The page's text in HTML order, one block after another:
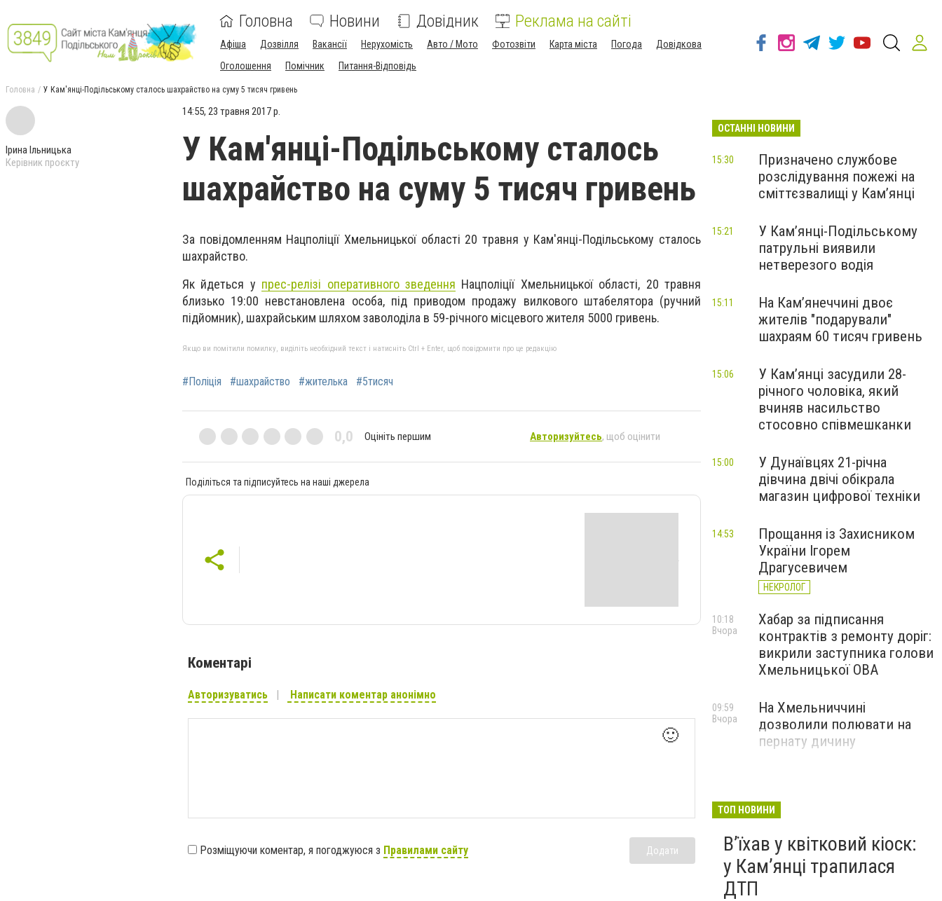
Головна Новини Довідник Реклама на сайті
Афіша Дозвілля Вакансії Нерухомість Авто / Мото Фотозвіти Карта міста Погода
Довідкова
Оголошення
Помічник Питання-Відповідь
Головна У Кам'янці-Подільському сталось шахрайство на суму 5 тисяч гривень
Ірина Ільницька
Керівник проєкту
14:55, 23 травня 2017 р.
У Кам'янці-Подільському сталось
шахрайство на суму 5 тисяч гривень
За повідомленням Нацполіції Хмельницької області 20 травня у Кам'янці-Подільському сталось
шахрайство.
Як йдеться у прес-релізі оперативного зведення Нацполіції Хмельницької області, 20 травня
близько 19:00 невстановлена особа, під приводом продажу вилкового штабелятора (ручний
підйомник), шахрайським шляхом заволоділа в 59-річного місцевого жителя 5000 гривень.
Якщо ви помітили помилку, виділіть необхідний текст і натисніть Ctrl + Enter, щоб повідомити про це редакцію
#Поліція #шахрайство #жителька #5тисяч
0,0 Оцініть першим Авторизуйтесь, щоб оцінити
Поділіться та підписуйтесь на наші джерела
Коментарі
Авторизуватись Написати коментар анонімно
🙂
Розміщуючи коментар, я погоджуюся з Правилами сайту Додати
ОСТАННІ НОВИНИ
Призначено службове
розслідування пожежі на
сміттєзвалищі у Кам’янці
15:30
У Кам’янці-Подільському
патрульні виявили
нетверезого водія
15:21
На Камʼянеччині двоє
жителів "подарували"
шахраям 60 тисяч гривень
15:11
У Камʼянці засудили 28-
річного чоловіка, який
вчиняв насильство
стосовно співмешканки
15:06
У Дунаївцях 21-річна
дівчина двічі обікрала
магазин цифрової техніки
15:00
Прощання із Захисником
України Ігорем
Драгусевичем
НЕКРОЛОГ
14:53
Хабар за підписання
контрактів з ремонту доріг:
викрили заступника голови
Хмельницької ОВА
10:18
Вчора
На Хмельниччині
дозволили полювати на
пернату дичину
09:59
Вчора
ТОП НОВИНИ
Вʼїхав у квітковий кіоск:
у Камʼянці трапилася
ДТП